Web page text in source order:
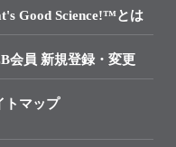
Good Science!™とは
会員 新規登録・変更
トマップ